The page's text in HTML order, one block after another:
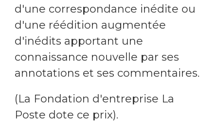
d'une correspondance inédite ou
d'une réédition augmentée
d'inédits apportant une
connaissance nouvelle par ses
annotations et ses commentaires.
(La Fondation d'entreprise La
Poste dote ce prix).